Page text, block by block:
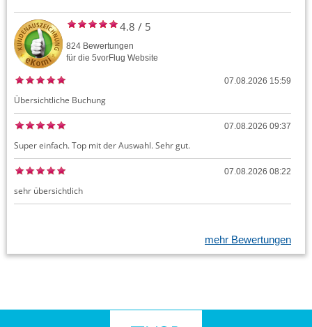
4.8 / 5
824 Bewertungen
für die 5vorFlug Website
07.08.2026 15:59
Übersichtliche Buchung
07.08.2026 09:37
Super einfach. Top mit der Auswahl. Sehr gut.
07.08.2026 08:22
sehr übersichtlich
mehr Bewertungen